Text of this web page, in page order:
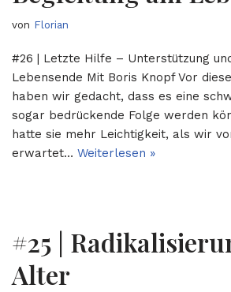
von Florian
#26 | Letzte Hilfe – Unterstützung
Lebensende Mit Boris Knopf Vor
haben wir gedacht, dass es eine
sogar bedrückende Folge werden
hatte sie mehr Leichtigkeit, als wir
erwartet… Weiterlesen »
#25 |
Alter